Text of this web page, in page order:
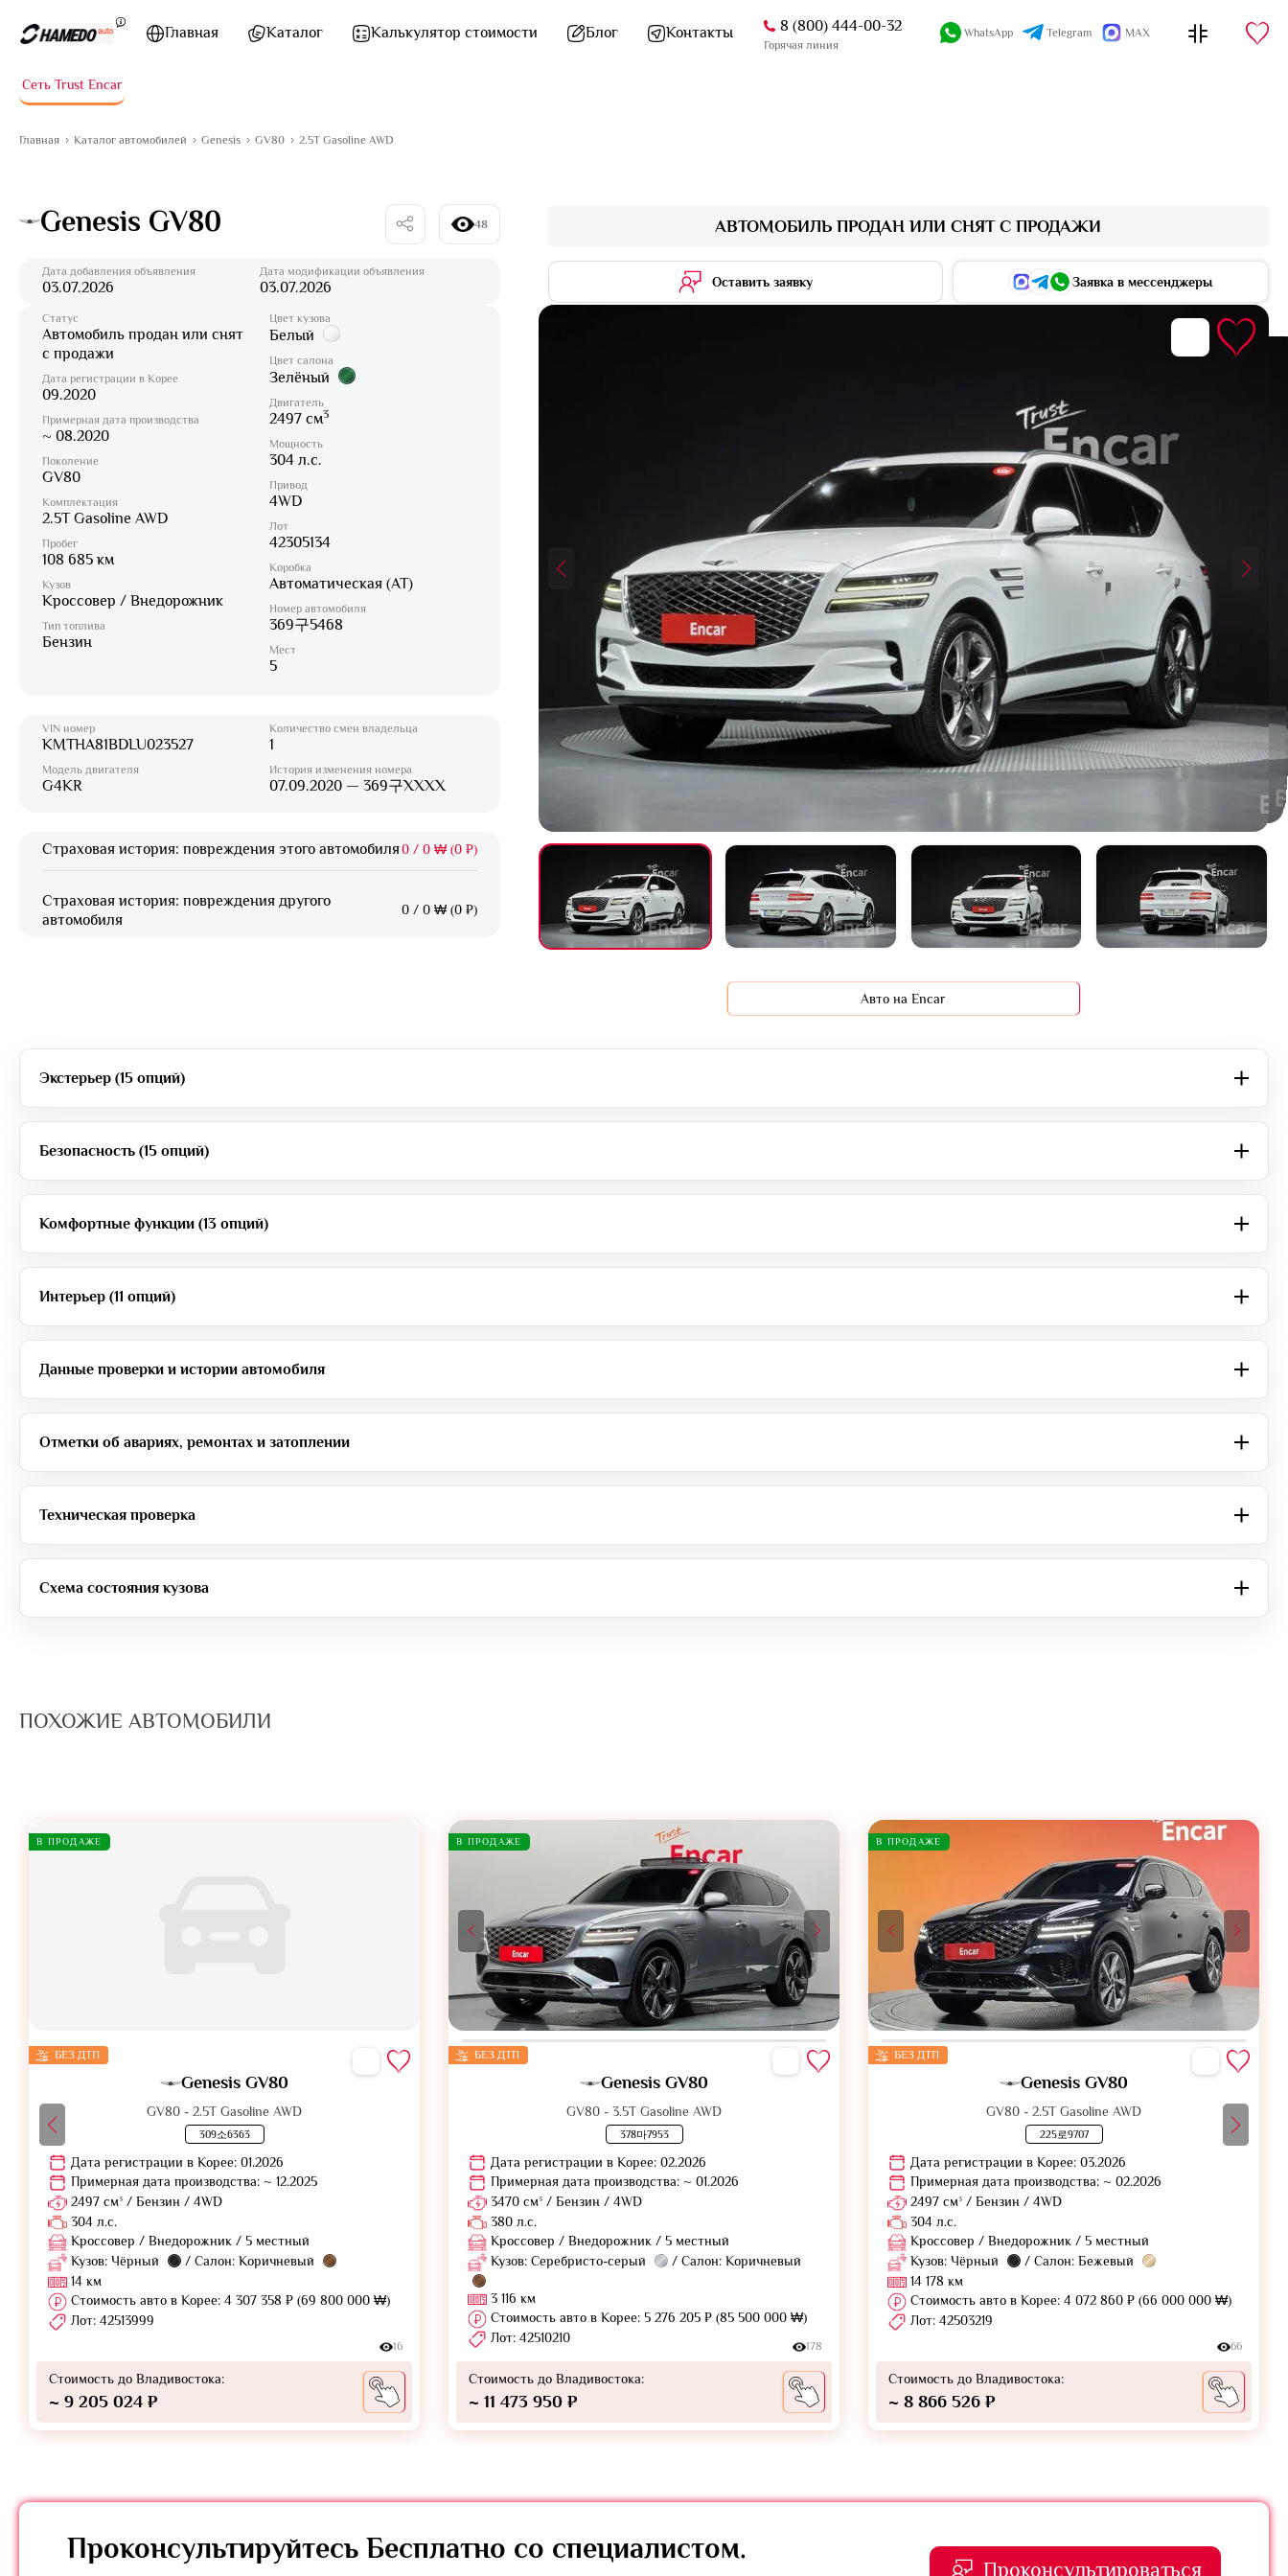
Главная
Каталог Калькулятор стоимости Блог Контакты 8 (800) 444-00-32
Горячая линия
WhatsApp Telegram MAX
Сеть Trust Encar
Главная Каталог автомобилей Genesis GV80 2.5T Gasoline AWD
Genesis GV80 48
Дата добавления объявления
03.07.2026
Дата модификации объявления
03.07.2026
АВТОМОБИЛЬ ПРОДАН ИЛИ СНЯТ С ПРОДАЖИ
Оставить заявку Заявка в мессенджеры
Статус
Автомобиль продан или снят
с продажи
Дата регистрации в Корее
09.2020
Примерная дата производства
~ 08.2020
Поколение
GV80
Комплектация
2.5T Gasoline AWD
Пробег
108 685 км
Кузов
Кроссовер / Внедорожник
Тип топлива
Бензин
Цвет кузова
Белый
Цвет салона
Зелёный
Двигатель
2497 см3
Мощность
304 л.с.
Привод
4WD
Лот
42305134
Коробка
Автоматическая (AT)
Номер автомобиля
369구5468
Мест
5
VIN номер
KMTHA81BDLU023527
Модель двигателя
G4KR
Количество смен владельца
1
История изменения номера
07.09.2020 — 369구XXXX
Страховая история: повреждения этого автомобиля0 / 0 ₩ (0 ₽)
Страховая история: повреждения другого
автомобиля
0 / 0 ₩ (0 ₽)
Авто на Encar
Экстерьер (15 опций)
Безопасность (15 опций)
Комфортные функции (13 опций)
Интерьер (11 опций)
Данные проверки и истории автомобиля
Отметки об авариях, ремонтах и затоплении
Техническая проверка
Схема состояния кузова
ПОХОЖИЕ АВТОМОБИЛИ
В ПРОДАЖЕ
БЕЗ ДТП
Genesis GV80
GV80 - 2.5T Gasoline AWD
309소6363
Дата регистрации в Корее: 01.2026
Примерная дата производства: ~ 12.2025
2497 см³ / Бензин / 4WD
304 л.с.
Кроссовер / Внедорожник / 5 местный
Кузов: Чёрный
/ Салон: Коричневый
14 км
Стоимость авто в Корее: 4 307 358 ₽ (69 800 000 ₩)
Лот: 42513999
16
Стоимость до Владивостока:
~ 9 205 024 ₽
В ПРОДАЖЕ
БЕЗ ДТП
Genesis GV80
GV80 - 3.5T Gasoline AWD
378마7953
Дата регистрации в Корее: 02.2026
Примерная дата производства: ~ 01.2026
3470 см³ / Бензин / 4WD
380 л.с.
Кроссовер / Внедорожник / 5 местный
Кузов: Серебристо-серый
/ Салон: Коричневый
3 116 км
Стоимость авто в Корее: 5 276 205 ₽ (85 500 000 ₩)
Лот: 42510210
178
Стоимость до Владивостока:
~ 11 473 950 ₽
В ПРОДАЖЕ
БЕЗ ДТП
Genesis GV80
GV80 - 2.5T Gasoline AWD
225로9707
Дата регистрации в Корее: 03.2026
Примерная дата производства: ~ 02.2026
2497 см³ / Бензин / 4WD
304 л.с.
Кроссовер / Внедорожник / 5 местный
Кузов: Чёрный
/ Салон: Бежевый
14 178 км
Стоимость авто в Корее: 4 072 860 ₽ (66 000 000 ₩)
Лот: 42503219
66
Стоимость до Владивостока:
~ 8 866 526 ₽
Проконсультируйтесь Бесплатно со специалистом.
Проконсультироваться